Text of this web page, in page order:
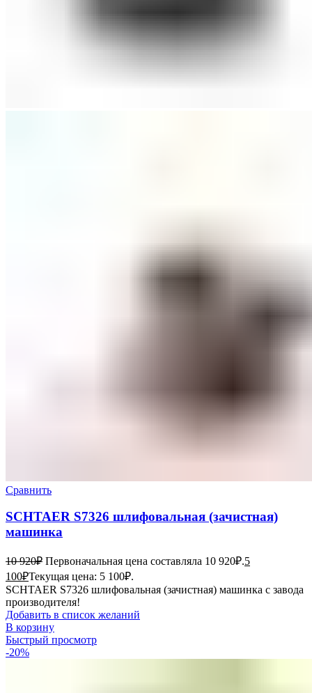
Сравнить
SCHTAER S7326 шлифовальная (зачистная)
машинка
10 920₽ Первоначальная цена составляла 10 920₽.5
100₽Текущая цена: 5 100₽.
SCHTAER S7326 шлифовальная (зачистная) машинка с завода
производителя!
Добавить в список желаний
В корзину
Быстрый просмотр
-20%